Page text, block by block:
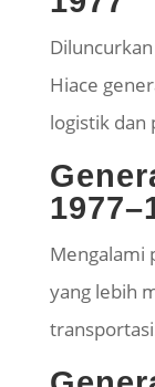
Hiace
logistik dan
Mengalami
yang lebih